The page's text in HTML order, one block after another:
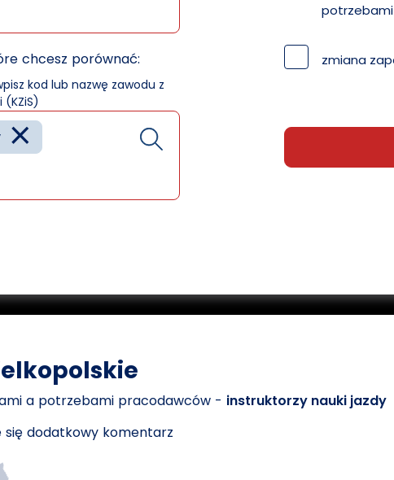
chcesz porównać:
kod lub nazwę zawodu z
×
zmiana
a potrzebami pracodawców - instruktorzy nauki jazdy
się dodatkowy komentarz